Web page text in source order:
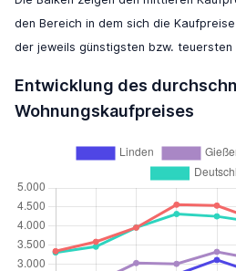
den Bereich in dem sich die
der jeweils günstigsten bzw. teuersten
Entwicklung des
Wohnungskaufpreises